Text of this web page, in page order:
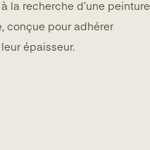
la recherche d’une peinture
conçue pour adhérer
épaisseur.